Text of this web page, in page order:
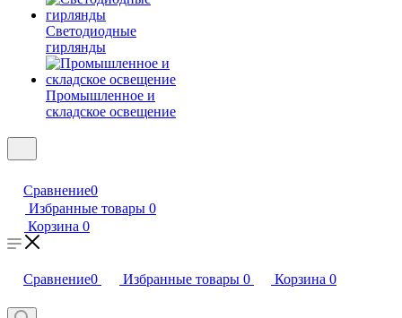
Светодиодные
гирлянды
Промышленное и
складское освещение
Сравнение0
Избранные товары 0
Корзина 0
Сравнение0 Избранные товары 0 Корзина 0